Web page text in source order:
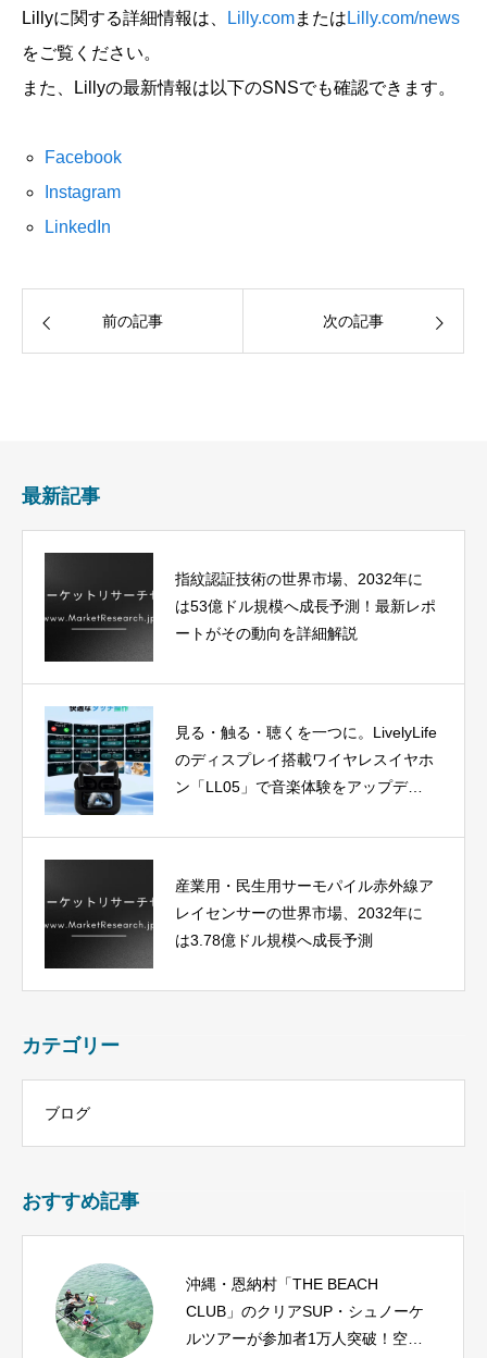
Lillyに関する詳細情報は、
Lilly.comまたは Lilly.com/news
をご覧ください。
また、Lillyの最新情報は以下のSNSでも確認できます。
Facebook
Instagram
LinkedIn
前の記事 次の記事
最新記事
指紋認証技術の世界市場、2032年に
は53億ドル規模へ成長予測！最新レポ
ートがその動向を詳細解説
見る・触る・聴くを一つに。LivelyLife
のディスプレイ搭載ワイヤレスイヤホ
ン「LL05」で音楽体験をアップデー
産業用・民生用サーモパイル赤外線ア
レイセンサーの世界市場、2032年に
は3.78億ドル規模へ成長予測
カテゴリー
ブログ
おすすめ記事
沖縄・恩納村「THE BEACH
CLUB」のクリアSUP・シュノーケ
ルツアーが参加者1万人突破！空撮